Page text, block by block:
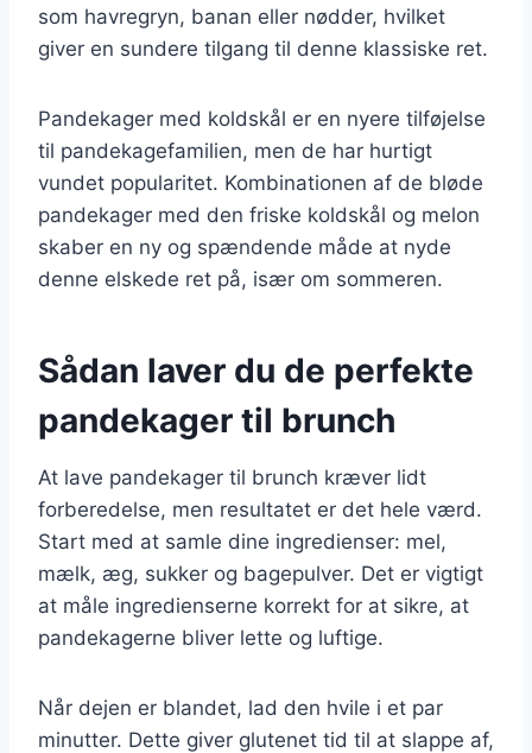
som havregryn, banan eller nødder, hvilket
giver en sundere tilgang til denne klassiske ret.
Pandekager med koldskål er en nyere tilføjelse
til pandekagefamilien, men de har hurtigt
vundet popularitet. Kombinationen af de bløde
pandekager med den friske koldskål og melon
skaber en ny og spændende måde at nyde
denne elskede ret på, især om sommeren.
Sådan laver du de perfekte
pandekager til brunch
At lave pandekager til brunch kræver lidt
forberedelse, men resultatet er det hele værd.
Start med at samle dine ingredienser: mel,
mælk, æg, sukker og bagepulver. Det er vigtigt
at måle ingredienserne korrekt for at sikre, at
pandekagerne bliver lette og luftige.
Når dejen er blandet, lad den hvile i et par
minutter. Dette giver glutenet tid til at slappe af,